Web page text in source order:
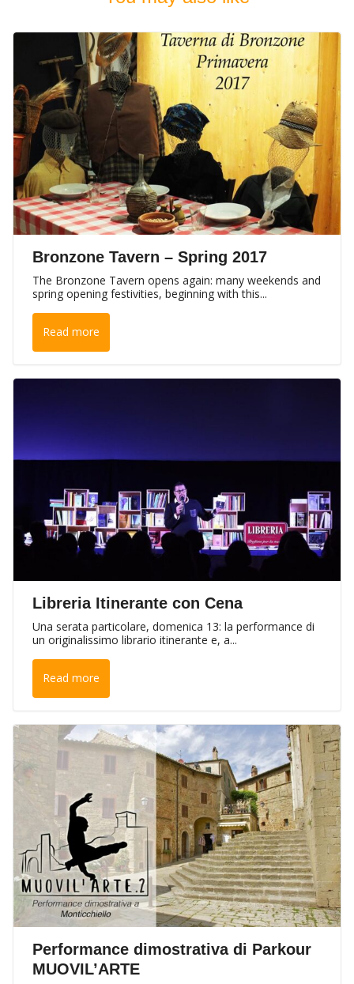
Bronzone Tavern – Spring 2017
The Bronzone Tavern opens again: many weekends and
spring opening festivities, beginning with this...
Read more
Libreria Itinerante con Cena
Una serata particolare, domenica 13: la performance di
un originalissimo librario itinerante e, a...
Read more
Performance dimostrativa di Parkour
MUOVIL’ARTE